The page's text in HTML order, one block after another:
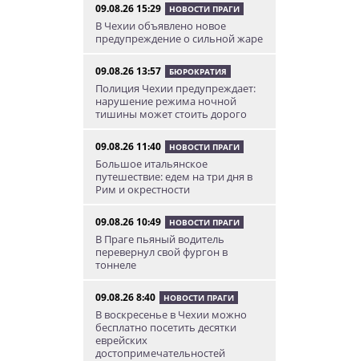
09.08.26 15:29 НОВОСТИ ПРАГИ
В Чехии объявлено новое
предупреждение о сильной жаре
09.08.26 13:57 БЮРОКРАТИЯ
Полиция Чехии предупреждает:
нарушение режима ночной
тишины может стоить дорого
09.08.26 11:40 НОВОСТИ ПРАГИ
Большое итальянское
путешествие: едем на три дня в
Рим и окрестности
09.08.26 10:49 НОВОСТИ ПРАГИ
В Праге пьяный водитель
перевернул свой фургон в
тоннеле
09.08.26 8:40 НОВОСТИ ПРАГИ
В воскресенье в Чехии можно
бесплатно посетить десятки
еврейских
достопримечательностей